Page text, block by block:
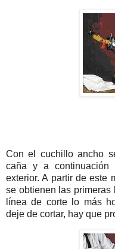
Con el cuchillo ancho
caña y a
exterior. A partir de este
se obtienen las primeras
línea de corte lo más
deje de cortar, hay que